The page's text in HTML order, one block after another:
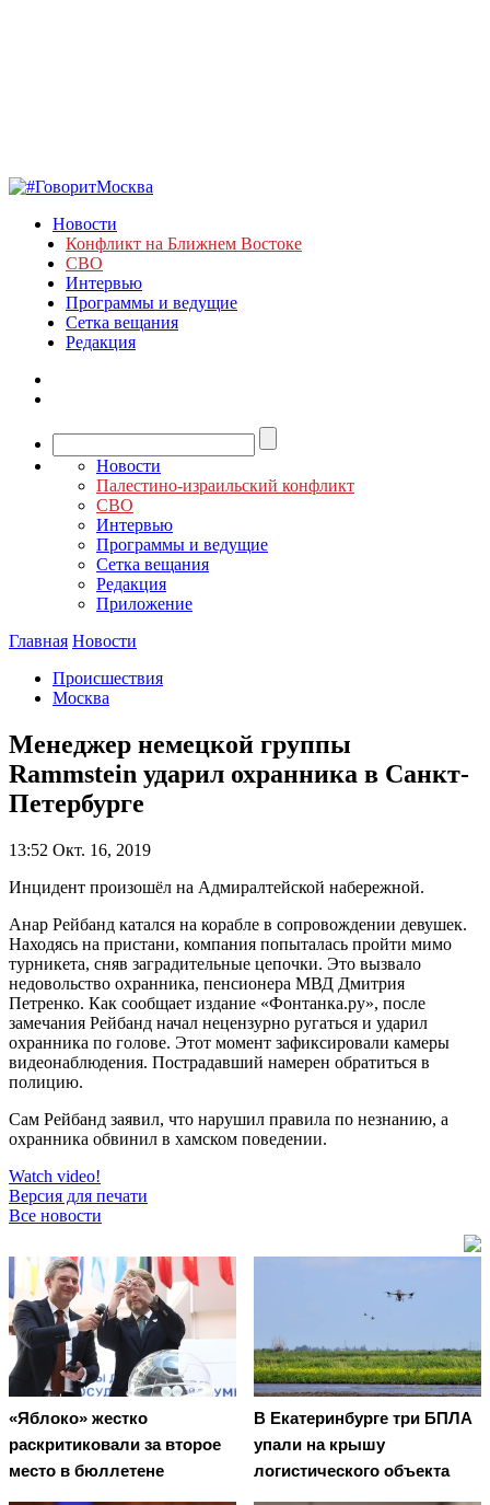
Новости
Конфликт на Ближнем Востоке
СВО
Интервью
Программы и ведущие
Сетка вещания
Редакция
Новости
Палестино-израильский конфликт
СВО
Интервью
Программы и ведущие
Сетка вещания
Редакция
Приложение
Главная Новости
Происшествия
Москва
Менеджер немецкой группы
Rammstein ударил охранника в Санкт-
Петербурге
13:52 Окт. 16, 2019
Инцидент произошёл на Адмиралтейской набережной.
Анар Рейбанд катался на корабле в сопровождении девушек.
Находясь на пристани, компания попыталась пройти мимо
турникета, сняв заградительные цепочки. Это вызвало
недовольство охранника, пенсионера МВД Дмитрия
Петренко. Как сообщает издание «Фонтанка.ру», после
замечания Рейбанд начал нецензурно ругаться и ударил
охранника по голове. Этот момент зафиксировали камеры
видеонаблюдения. Пострадавший намерен обратиться в
полицию.
Сам Рейбанд заявил, что нарушил правила по незнанию, а
охранника обвинил в хамском поведении.
Watch video!
Версия для печати
Все новости
«Яблоко» жестко
раскритиковали за второе
место в бюллетене
В Екатеринбурге три БПЛА
упали на крышу
логистического объекта